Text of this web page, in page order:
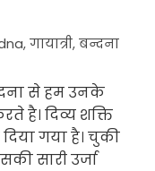
, गायात्री, बन्दना
से हम उनके
है। दिव्य शक्ति
गया है। चुकी
सारी उर्जा